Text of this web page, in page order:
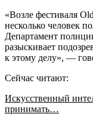
«Возле фестиваля
несколько человек
Департамент
разыскивает
к этому делу», —
Сейчас читают:
Искусственный
принимать…